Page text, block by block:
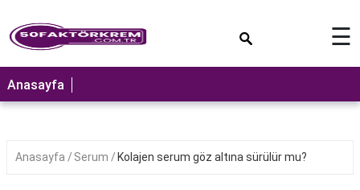
ANASAYFA
☰
Anasayfa
Anasayfa Serum Kolajen serum göz altına sürülür mu?